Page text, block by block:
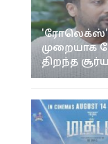
'ரோலெக்ஸ்'
முறையாக
திறந்த